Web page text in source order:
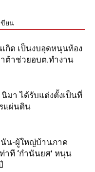
ขียน
กิด เป็นงบอุดหนุนท้อง
ต้าช่วยอบต.ทำงาน
มา ได้รับแต่งตั้งเป็นที่
แผ่นดิน
น-ผู้ใหญ่บ้านภาค
าที ‘กำนันยศ’ หนุน